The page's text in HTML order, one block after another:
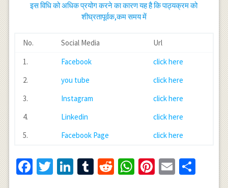
इस विधि को अधिक प्रयोग करने का कारण यह है कि पाठ्यक्रम को
शीघ्रतापूर्वक,कम समय में
No. Social Media
Url
1.
Facebook
click here
2.
you tube
click here
3.
Instagram
click here
4.
Linkedin
click here
5.
Facebook Page click here
Facebook
Twitter
LinkedIn
Tumblr
RedditWhatsApp
Pinterest
Email